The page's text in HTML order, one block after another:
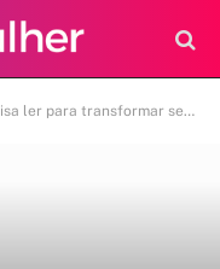
seu conhecimento em 2024